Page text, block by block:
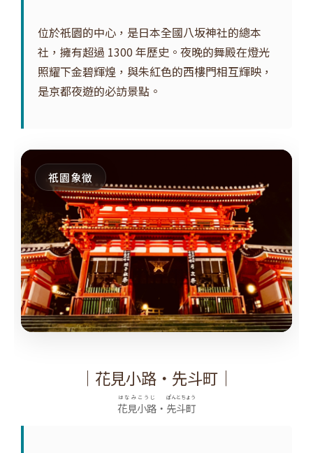
位於祇園的中心，是日本全國八坂神社的總本
社，擁有超過 1300 年歷史。夜晚的舞殿在燈光
照耀下金碧輝煌，與朱紅色的西樓門相互輝映，
是京都夜遊的必訪景點。
祇園象徵
｜花見小路・先斗町｜
花見小路
はなみこうじ
・ 先斗町
ぽんとちょう